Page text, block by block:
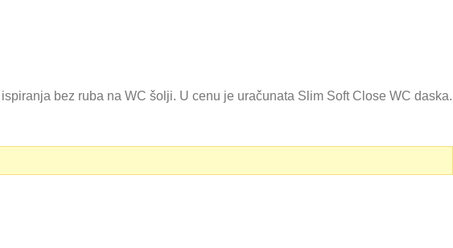
bez ruba na WC šolji. U cenu je uračunata Slim Soft Close WC daska.